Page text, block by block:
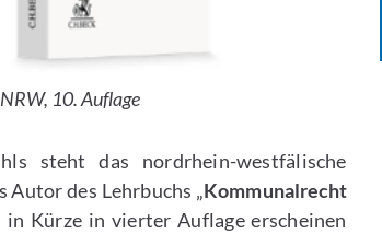
10. Auflage
steht das nordrhein-westfälische
des Lehrbuchs „Kommunalrecht
in Kürze in vierter Auflage erscheinen